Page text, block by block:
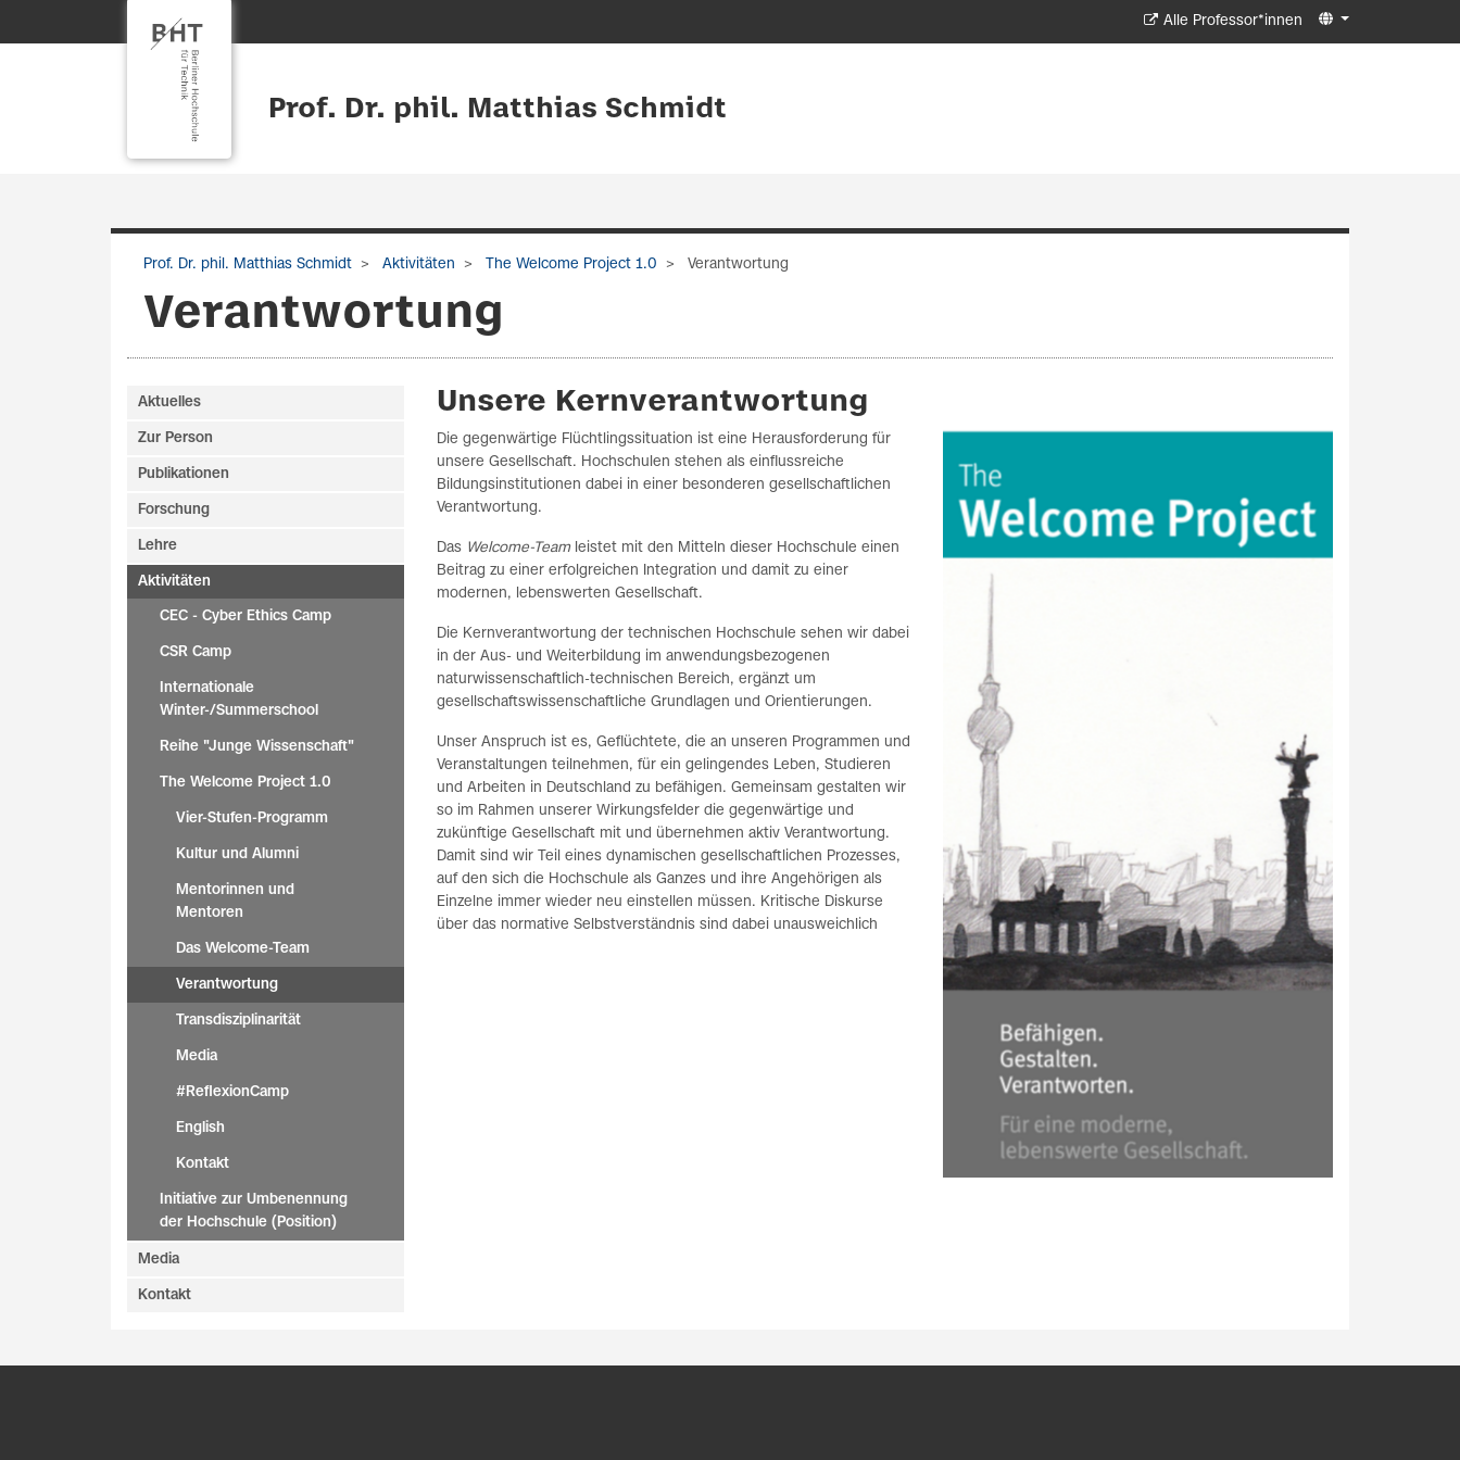
Alle Professor*innen
Prof. Dr. phil. Matthias Schmidt
Prof. Dr. phil. Matthias Schmidt Aktivitäten The Welcome Project 1.0 Verantwortung
Verantwortung
Unsere Kernverantwortung
Die gegenwärtige Flüchtlingssituation ist eine Herausforderung für
unsere Gesellschaft. Hochschulen stehen als einflussreiche
Bildungsinstitutionen dabei in einer besonderen gesellschaftlichen
Verantwortung.
Das Welcome-Teamleistet mit den Mitteln dieser Hochschule einen
Beitrag zu einer erfolgreichen Integration und damit zu einer
modernen, lebenswerten Gesellschaft.
Die Kernverantwortung der technischen Hochschule sehen wir dabei
in der Aus- und Weiterbildung im anwendungsbezogenen
naturwissenschaftlich-technischen Bereich, ergänzt um
gesellschaftswissenschaftliche Grundlagen und Orientierungen.
Unser Anspruch ist es, Geflüchtete, die an unseren Programmen und
Veranstaltungen teilnehmen, für ein gelingendes Leben, Studieren
und Arbeiten in Deutschland zu befähigen. Gemeinsam gestalten wir
so im Rahmen unserer Wirkungsfelder die gegenwärtige und
zukünftige Gesellschaft mit und übernehmen aktiv Verantwortung.
Damit sind wir Teil eines dynamischen gesellschaftlichen Prozesses,
auf den sich die Hochschule als Ganzes und ihre Angehörigen als
Einzelne immer wieder neu einstellen müssen. Kritische Diskurse
über das normative Selbstverständnis sind dabei unausweichlich
Aktuelles
Zur Person
Publikationen
Forschung
Lehre
Aktivitäten
CEC - Cyber Ethics Camp
CSR Camp
Internationale
Winter-/Summerschool
Reihe "Junge Wissenschaft"
The Welcome Project 1.0
Vier-Stufen-Programm
Kultur und Alumni
Mentorinnen und
Mentoren
Das Welcome-Team
Verantwortung
Transdisziplinarität
Media
#ReflexionCamp
English
Kontakt
Initiative zur Umbenennung
der Hochschule (Position)
Media
Kontakt